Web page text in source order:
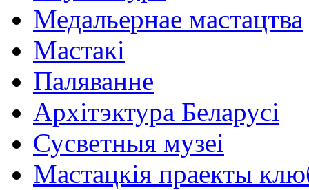
Медальернае мастацтва
Мастакі
Паляванне
Архітэктура Беларусі
Сусветныя музеі
Мастацкія праекты